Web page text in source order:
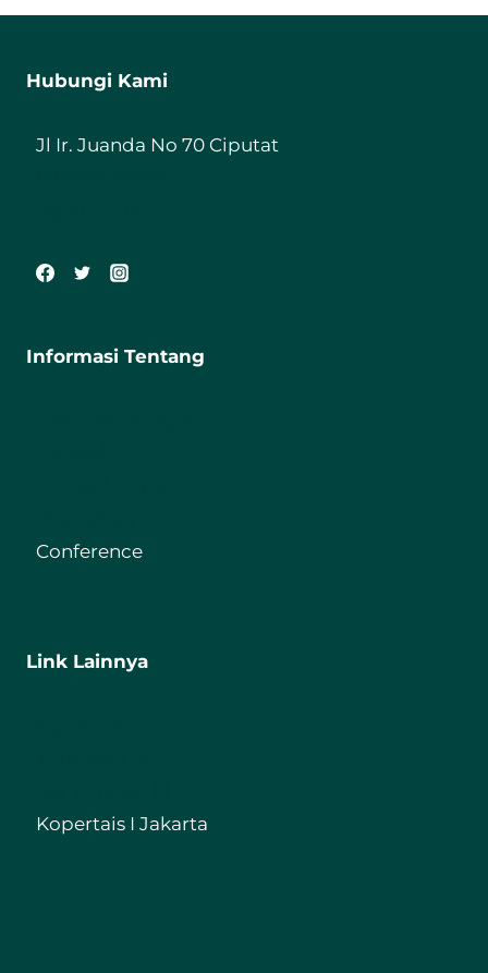
Hubungi Kami
Jl Ir. Juanda No 70 Ciputat
Informasi Tentang
Conference
Link Lainnya
Kopertais I Jakarta